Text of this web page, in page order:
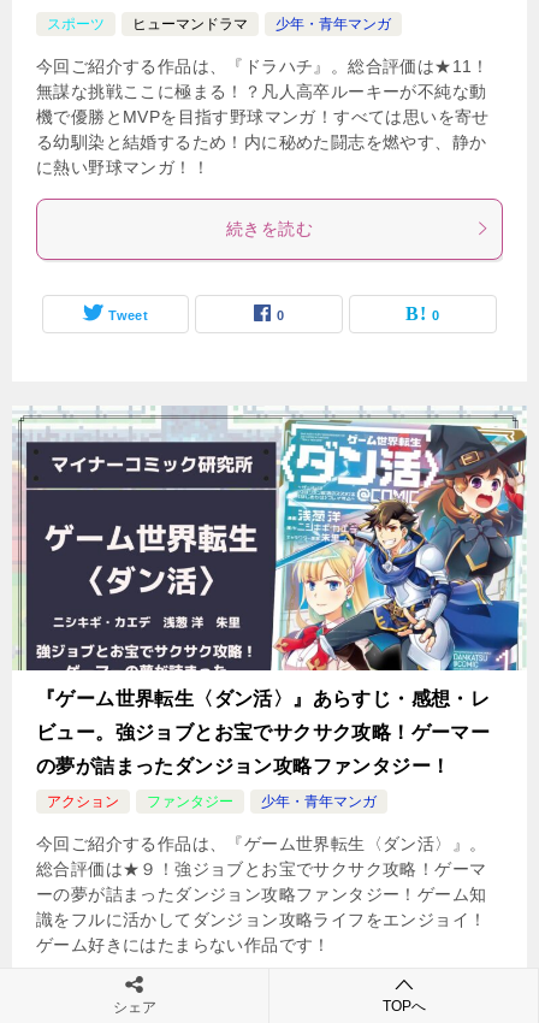
スポーツ ヒューマンドラマ 少年・青年マンガ
今回ご紹介する作品は、『ドラハチ』。総合評価は★11！
無謀な挑戦ここに極まる！？凡人高卒ルーキーが不純な動
機で優勝とMVPを目指す野球マンガ！すべては思いを寄せ
る幼馴染と結婚するため！内に秘めた闘志を燃やす、静か
に熱い野球マンガ！！
続きを読む
Tweet 0 0
『ゲーム世界転生〈ダン活〉』あらすじ・感想・レ
ビュー。強ジョブとお宝でサクサク攻略！ゲーマー
の夢が詰まったダンジョン攻略ファンタジー！
アクション ファンタジー 少年・青年マンガ
今回ご紹介する作品は、『ゲーム世界転生〈ダン活〉』。
総合評価は★９！強ジョブとお宝でサクサク攻略！ゲーマ
ーの夢が詰まったダンジョン攻略ファンタジー！ゲーム知
識をフルに活かしてダンジョン攻略ライフをエンジョイ！
ゲーム好きにはたまらない作品です！
シェア TOPへ